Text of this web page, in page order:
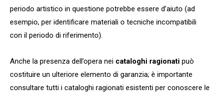
periodo artistico in questione potrebbe essere d’aiuto (ad
esempio, per identificare materiali o tecniche incompatibili
con il periodo di riferimento).
Anche la presenza dell’opera nei cataloghi ragionati può
costituire un ulteriore elemento di garanzia; è importante
consultare tutti i cataloghi ragionati esistenti per conoscere le